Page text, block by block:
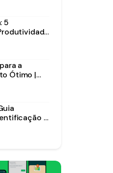
5
a
Ótimo |
e